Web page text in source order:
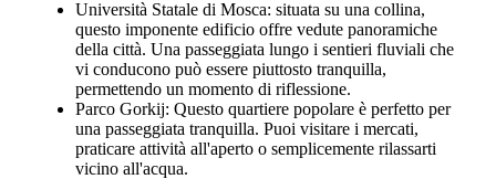
Università Statale di Mosca: situata su una collina,
questo imponente edificio offre vedute panoramiche
della città. Una passeggiata lungo i sentieri fluviali che
vi conducono può essere piuttosto tranquilla,
permettendo un momento di riflessione.
Parco Gorkij: Questo quartiere popolare è perfetto per
una passeggiata tranquilla. Puoi visitare i mercati,
praticare attività all'aperto o semplicemente rilassarti
vicino all'acqua.